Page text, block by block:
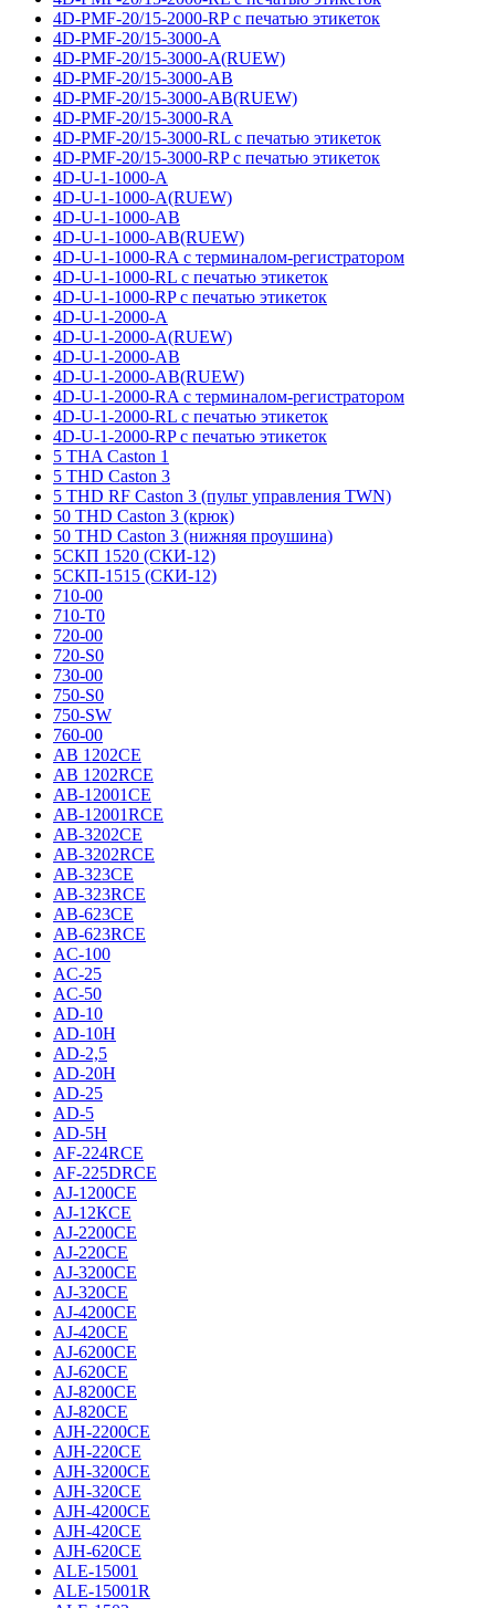
4D-PMF-20/15-2000-RP с печатью этикеток
4D-PMF-20/15-3000-A
4D-PMF-20/15-3000-A(RUEW)
4D-PMF-20/15-3000-AB
4D-PMF-20/15-3000-AB(RUEW)
4D-PMF-20/15-3000-RA
4D-PMF-20/15-3000-RL с печатью этикеток
4D-PMF-20/15-3000-RP с печатью этикеток
4D-U-1-1000-A
4D-U-1-1000-A(RUEW)
4D-U-1-1000-AB
4D-U-1-1000-AB(RUEW)
4D-U-1-1000-RA с терминалом-регистратором
4D-U-1-1000-RL с печатью этикеток
4D-U-1-1000-RP с печатью этикеток
4D-U-1-2000-A
4D-U-1-2000-A(RUEW)
4D-U-1-2000-AB
4D-U-1-2000-AB(RUEW)
4D-U-1-2000-RA с терминалом-регистратором
4D-U-1-2000-RL с печатью этикеток
4D-U-1-2000-RP с печатью этикеток
5 THA Caston 1
5 THD Caston 3
5 THD RF Caston 3 (пульт управления TWN)
50 THD Caston 3 (крюк)
50 THD Caston 3 (нижняя проушина)
5СКП 1520 (СКИ-12)
5СКП-1515 (СКИ-12)
710-00
710-T0
720-00
720-S0
730-00
750-S0
750-SW
760-00
AB 1202CE
AB 1202RCE
AB-12001CE
AB-12001RCE
AB-3202CE
AB-3202RCE
AB-323CE
AB-323RCE
AB-623CE
AB-623RCE
AC-100
AC-25
AC-50
AD-10
AD-10H
AD-2,5
AD-20H
AD-25
AD-5
AD-5H
AF-224RCE
AF-225DRCE
AJ-1200CE
AJ-12КCE
AJ-2200CE
AJ-220CE
AJ-3200CE
AJ-320CE
AJ-4200CE
AJ-420CE
AJ-6200CE
AJ-620CE
AJ-8200CE
AJ-820CE
AJH-2200CE
AJH-220CE
AJH-3200CE
AJH-320CE
AJH-4200CE
AJH-420CE
AJH-620CE
ALE-15001
ALE-15001R